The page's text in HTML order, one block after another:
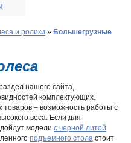
и ролики » Большегрузные
нашего сайта,
комплектующих.
– возможность работы с
веса. Если для
модели с черной литой
подъемного стола стоит